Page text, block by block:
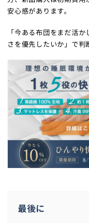
安心感があります。
「今ある布団をまだ活
さを優先したいか」で判
最後に